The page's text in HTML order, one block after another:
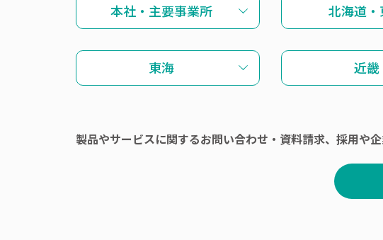
本社・主要事業所 北海道・
東海 近畿
製品やサービスに関するお問い合わせ・資料請求、採用や